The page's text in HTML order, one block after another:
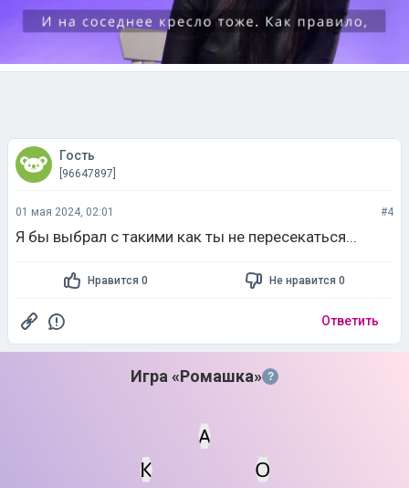
Гость
[96647897]
01 мая 2024, 02:01 #4
Я бы выбрал с такими как ты не пересекаться...
Нравится 0 Не нравится 0
Ответить
Игра «Ромашка» ?
Мин. кол-во очков
А
К
О